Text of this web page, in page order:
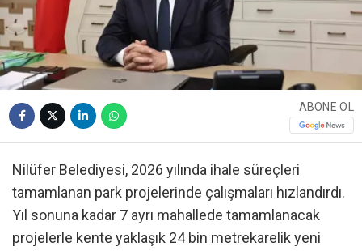
ABONE OL
Nilüfer Belediyesi, 2026 yılında ihale süreçleri
tamamlanan park projelerinde çalışmaları hızlandırdı.
Yıl sonuna kadar 7 ayrı mahallede tamamlanacak
projelerle kente yaklaşık 24 bin metrekarelik yeni